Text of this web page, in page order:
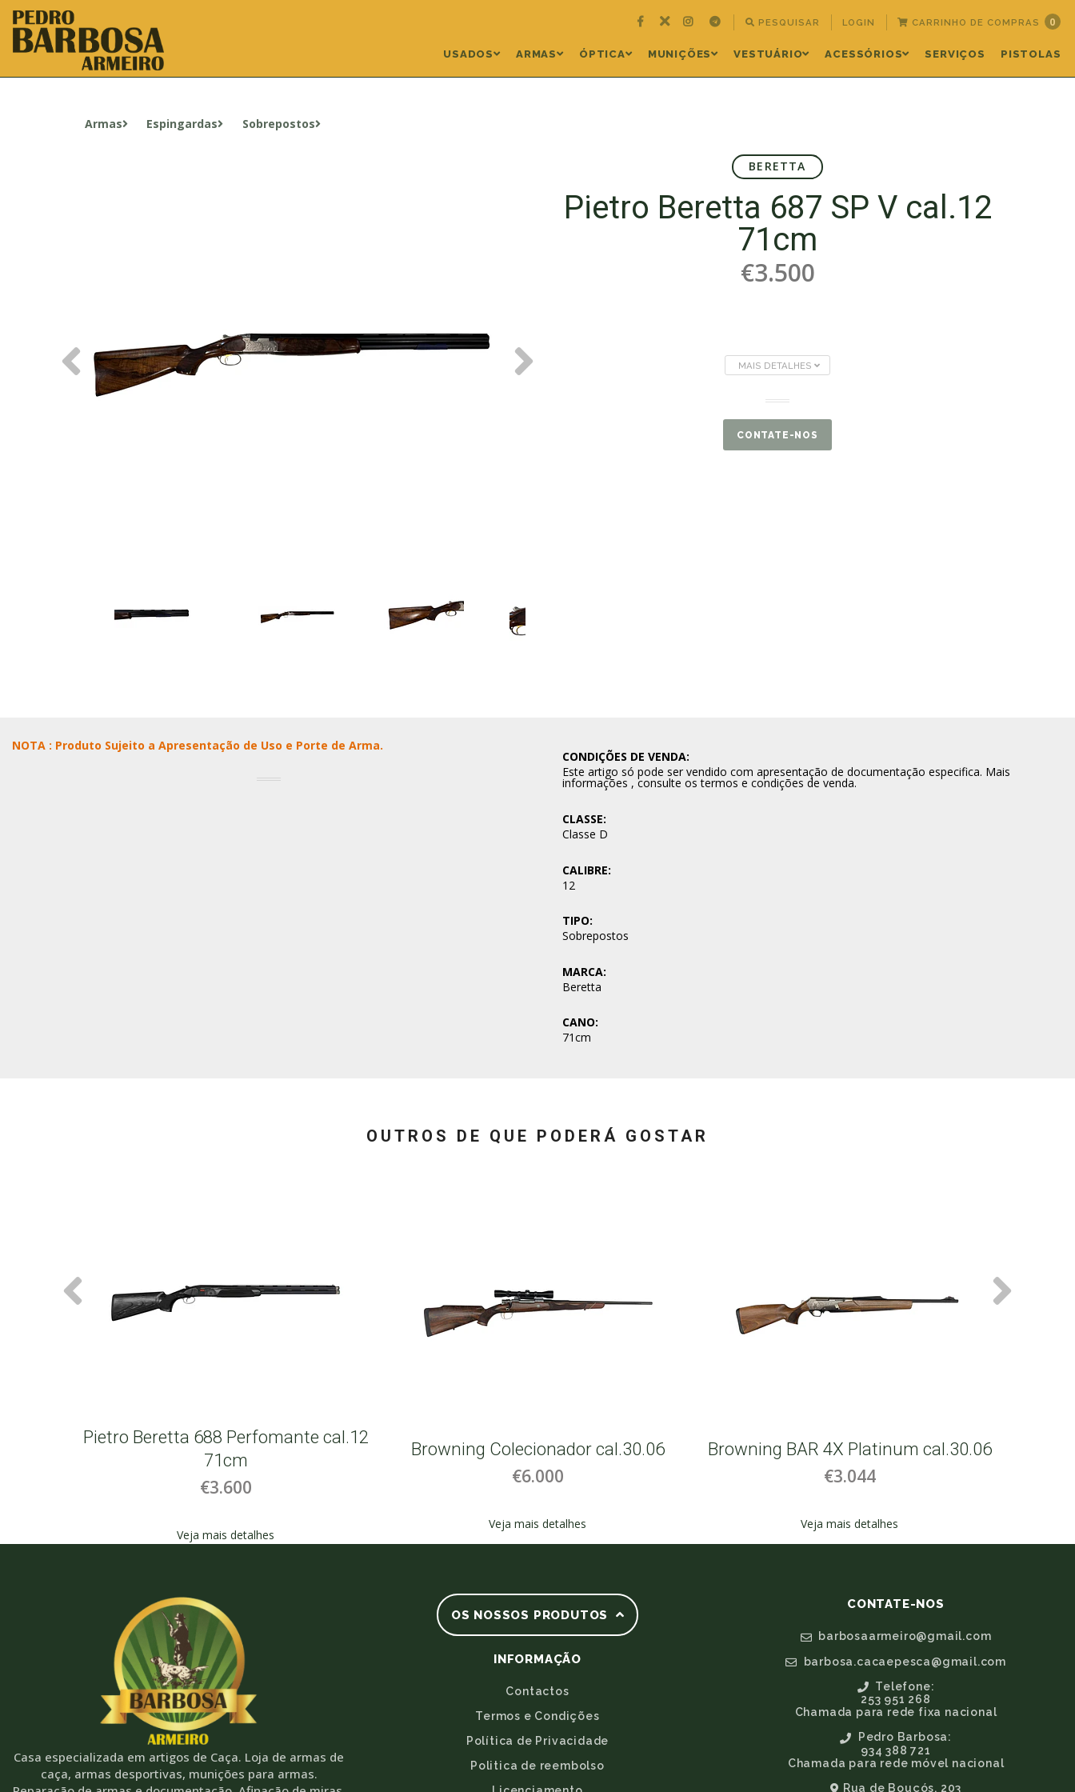
PESQUISAR LOGIN CARRINHO DE COMPRAS 0
USADOS ARMAS ÓPTICA MUNIÇÕES VESTUÁRIO ACESSÓRIOS SERVIÇOS PISTOLAS
Armas Espingardas Sobrepostos
BERETTA
Pietro Beretta 687 SP V cal.12
71cm
€3.500
MAIS DETALHES
CONTATE-NOS
NOTA : Produto Sujeito a Apresentação de Uso e Porte de Arma.
CONDIÇÕES DE VENDA:
Este artigo só pode ser vendido com apresentação de documentação especifica. Mais
informações , consulte os termos e condições de venda.
CLASSE:
Classe D
CALIBRE:
12
TIPO:
Sobrepostos
MARCA:
Beretta
CANO:
71cm
OUTROS DE QUE PODERÁ GOSTAR
Pietro Beretta 688 Perfomante cal.12
71cm
€3.600
Veja mais detalhes
Browning Colecionador cal.30.06
€6.000
Veja mais detalhes
Browning BAR 4X Platinum cal.30.06
€3.044
Veja mais detalhes
Casa especializada em artigos de Caça. Loja de armas de
caça, armas desportivas, munições para armas.
OS NOSSOS PRODUTOS
INFORMAÇÃO
Contactos
Termos e Condições
Política de Privacidade
Politica de reembolso
CONTATE-NOS
barbosaarmeiro@gmail.com
barbosa.cacaepesca@gmail.com
Telefone:
253 951 268
Chamada para rede fixa nacional
Pedro Barbosa:
934 388 721
Chamada para rede móvel nacional
Rua de Bouçós, 203